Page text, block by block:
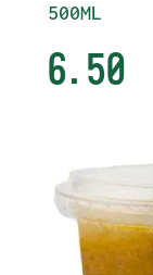
500ML
6.50